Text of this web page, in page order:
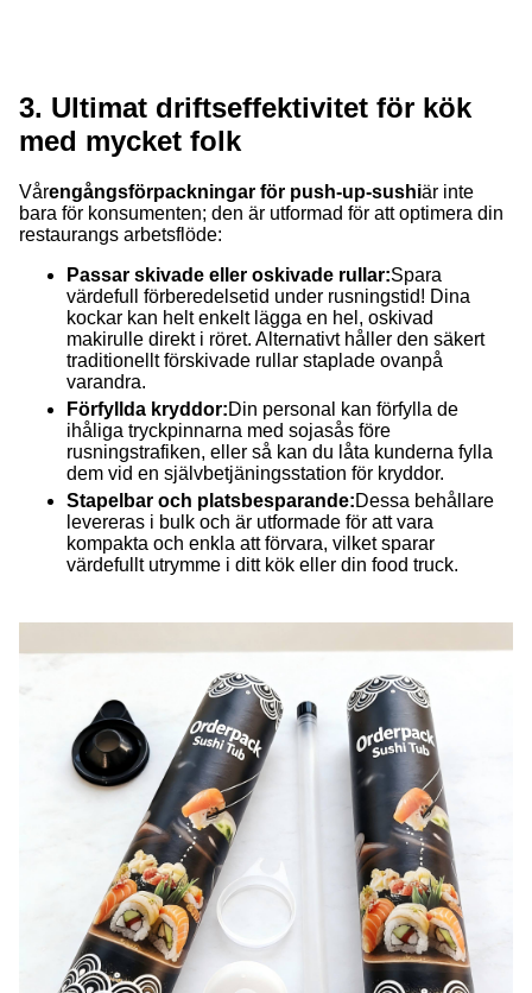
3. Ultimat driftseffektivitet för kök
med mycket folk
Vårengångsförpackningar för push-up-sushiär inte
bara för konsumenten; den är utformad för att optimera din
restaurangs arbetsflöde:
Passar skivade eller oskivade rullar:Spara
värdefull förberedelsetid under rusningstid! Dina
kockar kan helt enkelt lägga en hel, oskivad
makirulle direkt i röret. Alternativt håller den säkert
traditionellt förskivade rullar staplade ovanpå
varandra.
Förfyllda kryddor:Din personal kan förfylla de
ihåliga tryckpinnarna med sojasås före
rusningstrafiken, eller så kan du låta kunderna fylla
dem vid en självbetjäningsstation för kryddor.
Stapelbar och platsbesparande:Dessa behållare
levereras i bulk och är utformade för att vara
kompakta och enkla att förvara, vilket sparar
värdefullt utrymme i ditt kök eller din food truck.